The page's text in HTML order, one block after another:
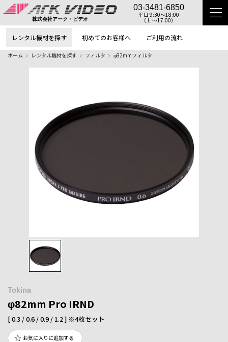
株式会社アーク・ビデオ
03-3481-6850
平日 9:30〜18:00
（土 〜17:00）
レンタル機材を探す 初めてのお客様へ ご利用の流れ
ホーム レンタル機材を探す フィルタ φ82mmフィルタ
Tokina
φ82mm Pro IRND
[ 0.3 / 0.6 / 0.9 / 1.2 ] ※4枚セット
お気に入りに追加する